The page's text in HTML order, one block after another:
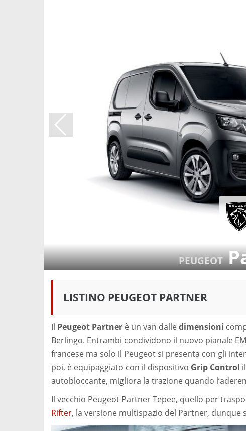
PEUGEOT
LISTINO PEUGEOT PARTNER
Il Peugeot Partner è un van dalledimensioni
Berlingo. Entrambi condividono il nuovo pianale
francese ma solo il Peugeot si presenta con gli
poi, è equipaggiato con il dispositivo Grip Control
autobloccante, migliora la trazione quando
Il vecchio Peugeot Partner Tepee, quello per
Rifter, la versione multispazio del Partner, dunque